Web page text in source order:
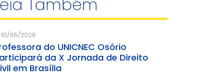
Também
10/06/2026
do UNICNEC Osório
da X Jornada de Direito
em Brasília